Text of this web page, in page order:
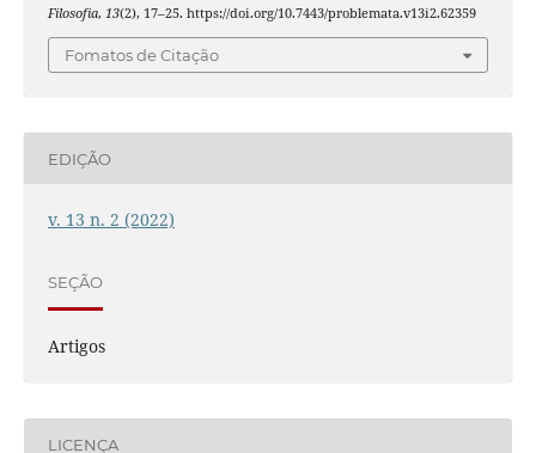
Filosofia, 13(2), 17–25. https://doi.org/10.7443/problemata.v13i2.62359
Fomatos de Citação
EDIÇÃO
v. 13 n. 2 (2022)
SEÇÃO
Artigos
LICENÇA